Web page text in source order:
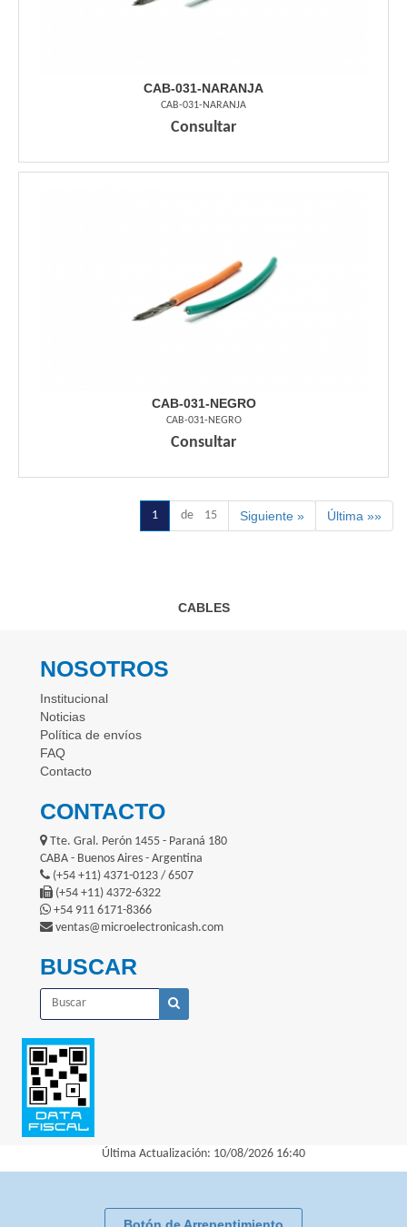
CAB-031-NARANJA
CAB-031-NARANJA
Consultar
CAB-031-NEGRO
CAB-031-NEGRO
Consultar
1 de 15 Siguiente » Última »»
CABLES
NOSOTROS
Institucional
Noticias
Política de envíos
FAQ
Contacto
CONTACTO
Tte. Gral. Perón 1455 - Paraná 180
CABA - Buenos Aires - Argentina
(+54 +11) 4371-0123 / 6507
(+54 +11) 4372-6322
+54 911 6171-8366
ventas@microelectronicash.com
BUSCAR
Última Actualización: 10/08/2026 16:40